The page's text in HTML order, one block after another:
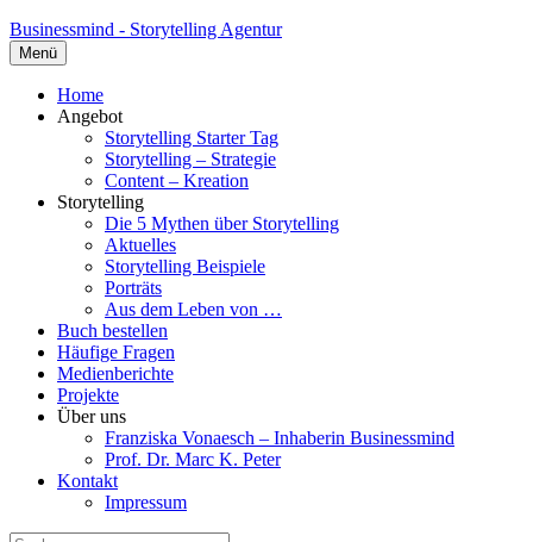
Businessmind - Storytelling Agentur
Menü
Home
Angebot
Storytelling Starter Tag
Storytelling – Strategie
Content – Kreation
Storytelling
Die 5 Mythen über Storytelling
Aktuelles
Storytelling Beispiele
Porträts
Aus dem Leben von …
Buch bestellen
Häufige Fragen
Medienberichte
Projekte
Über uns
Franziska Vonaesch – Inhaberin Businessmind
Prof. Dr. Marc K. Peter
Kontakt
Impressum